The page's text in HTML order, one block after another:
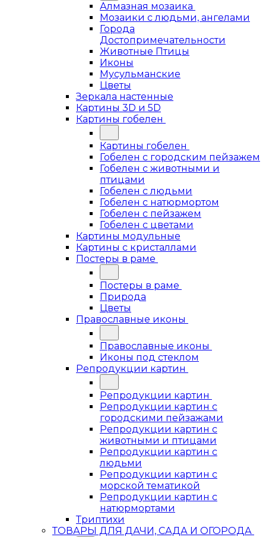
Алмазная мозаика
Мозаики с людьми, ангелами
Города
Достопримечательности
Животные Птицы
Иконы
Мусульманские
Цветы
Зеркала настенные
Картины 3D и 5D
Картины гобелен
Картины гобелен
Гобелен с городским пейзажем
Гобелен с животными и
птицами
Гобелен с людьми
Гобелен с натюрмортом
Гобелен с пейзажем
Гобелен с цветами
Картины модульные
Картины с кристаллами
Постеры в раме
Постеры в раме
Природа
Цветы
Православные иконы
Православные иконы
Иконы под стеклом
Репродукции картин
Репродукции картин
Репродукции картин с
городскими пейзажами
Репродукции картин с
животными и птицами
Репродукции картин с
людьми
Репродукции картин с
морской тематикой
Репродукции картин с
натюрмортами
Триптихи
ТОВАРЫ ДЛЯ ДАЧИ, САДА И ОГОРОДА